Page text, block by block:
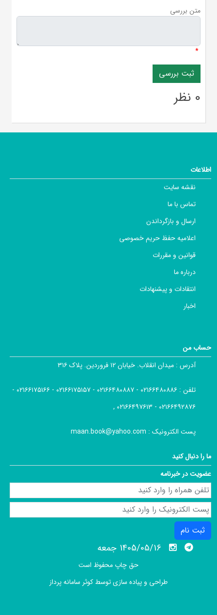
متن بررسی
*
0 نظر
اطلاعات
نقشه سایت
تماس با ما
ارسال و بازگرداندن
اعلامیه حفظ حریم خصوصی
قوانین و مقررات
درباره ما
انتقادات و پیشنهادات
اخبار
حساب من
آدرس : میدان انقلاب. خیابان ۱۲ فروردین. پلاک ۳۱۶
تلفن :
۰۲۱۶۶۴۸۰۸۸۶ - ۰۲۱۶۶۴۸۰۸۸۷ - ۰۲۱۶۶۱۷۵۱۵۷ - ۰۲۱۶۶۱۷۵۱۶۶ -
۰۲۱۶۶۴۹۲۸۷۶ - ۰۲۱۶۶۴۹۷۶۱۳ ,
پست الکترونیک : maan.book@yahoo.com
ما را دنبال کنید
عضویت در خبرنامه
ثبت نام
1405/05/16 جمعه
حق چاپ محفوظ است
طراحی و پیاده سازی توسط کوثر سامانه پرداز